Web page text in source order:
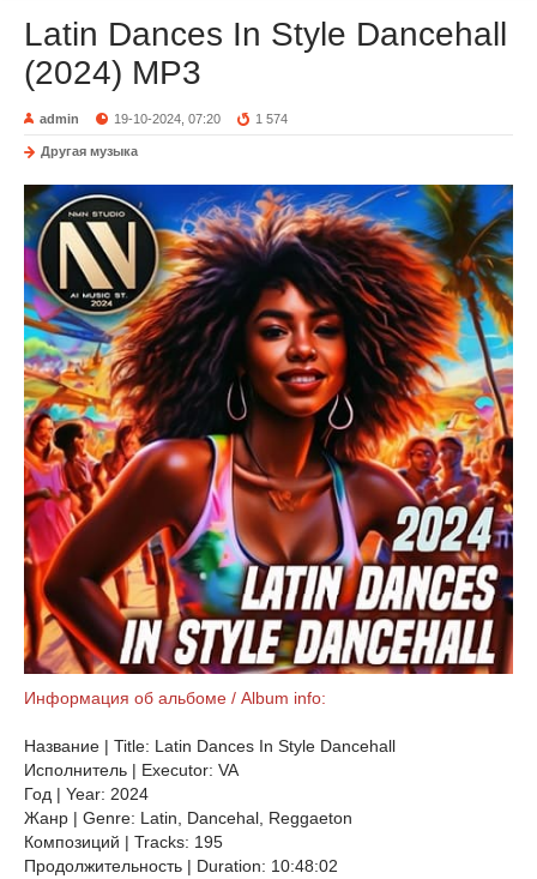
Latin Dances In Style Dancehall
(2024) MP3
admin 19-10-2024, 07:20 1 574
Другая музыка
Информация об альбоме / Album info:
Название | Title: Latin Dances In Style Dancehall
Исполнитель | Executor: VA
Год | Year: 2024
Жанр | Genre: Latin, Dancehal, Reggaeton
Композиций | Tracks: 195
Продолжительность | Duration: 10:48:02